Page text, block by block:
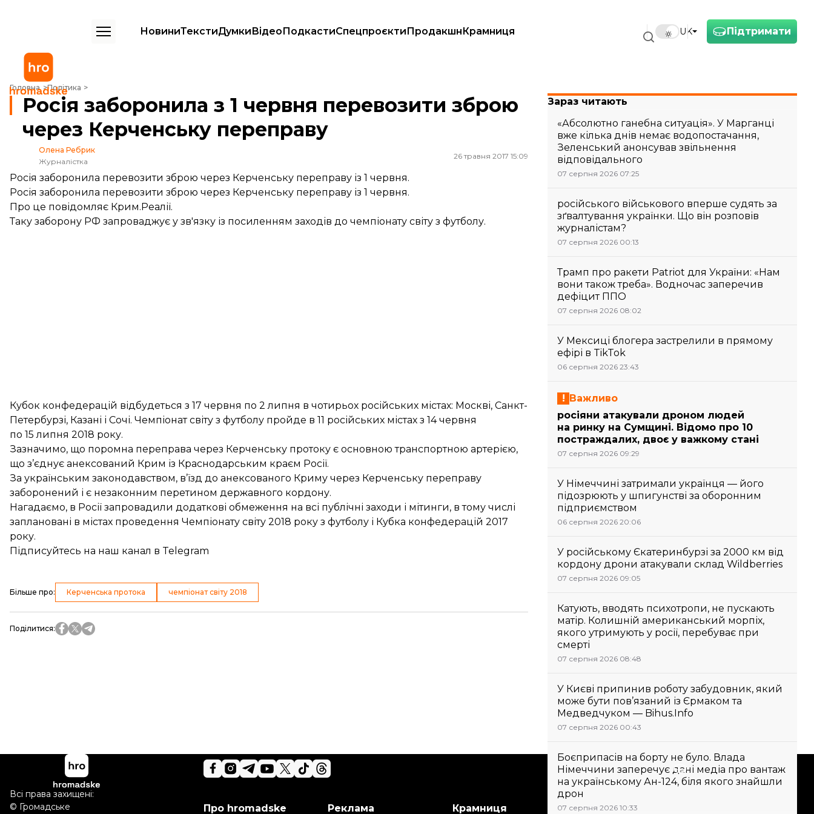
Підтримати
UK
НовиниТекстиДумкиВідеоПодкастиСпецпроєктиПродакшнКрамниця
Головна Політика
Росія заборонила з 1 червня перевозити зброю через Керченську переправу
Росія заборонила з 1 червня перевозити зброю
через Керченську переправу
Олена Ребрик
Журналістка
26 травня 2017 15:09
Росія заборонила перевозити зброю через Керченську переправу із 1 червня.
Росія заборонила перевозити зброю через Керченську переправу із 1 червня.
Про це повідомляє Крим.Реалії.
Таку заборону РФ запроваджує у зв'язку із посиленням заходів до чемпіонату світу з футболу.
Кубок конфедерацій відбудеться з 17 червня по 2 липня в чотирьох російських містах: Москві, Санкт-
Петербурзі, Казані і Сочі. Чемпіонат світу з футболу пройде в 11 російських містах з 14 червня
по 15 липня 2018 року.
Зазначимо, що поромна переправа через Керченську протоку є основною транспортною артерією,
що з’єднує анексований Крим із Краснодарським краєм Росії.
За українським законодавством, в’їзд до анексованого Криму через Керченську переправу
заборонений і є незаконним перетином державного кордону.
Нагадаємо, в Росії запровадили додаткові обмеження на всі публічні заходи і мітинги, в тому числі
заплановані в містах проведення Чемпіонату світу 2018 року з футболу і Кубка конфедерацій 2017
року.
Підписуйтесь на наш канал в Telegram
Більше про: Керченська протока чемпіонат світу 2018
Поділитися:
Зараз читають
«Абсолютно ганебна ситуація». У Марганці
вже кілька днів немає водопостачання,
Зеленський анонсував звільнення
відповідального
07 серпня 2026 07:25
російського військового вперше судять за
зґвалтування українки. Що він розповів
журналістам?
07 серпня 2026 00:13
Трамп про ракети Patriot для України: «Нам
вони також треба». Водночас заперечив
дефіцит ППО
07 серпня 2026 08:02
У Мексиці блогера застрелили в прямому
ефірі в TikTok
06 серпня 2026 23:43
Важливо
росіяни атакували дроном людей
на ринку на Сумщині. Відомо про 10
постраждалих, двоє у важкому стані
07 серпня 2026 09:29
У Німеччині затримали українця — його
підозрюють у шпигунстві за оборонним
підприємством
06 серпня 2026 20:06
У російському Єкатеринбурзі за 2000 км від
кордону дрони атакували склад Wildberries
07 серпня 2026 09:05
Катують, вводять психотропи, не пускають
матір. Колишній американський морпіх,
якого утримують у росії, перебуває при
смерті
07 серпня 2026 08:48
У Києві припинив роботу забудовник, який
може бути пов’язаний із Єрмаком та
Медведчуком — Bihus.Info
07 серпня 2026 00:43
Боєприпасів на борту не було. Влада
Німеччини заперечує дані медіа про вантаж
на українському Ан-124, біля якого знайшли
дрон
07 серпня 2026 10:33
Підтримати
Підтримай hromadske.
Про hromadske Реклама Крамниця
Всі права захищені:
© Громадське